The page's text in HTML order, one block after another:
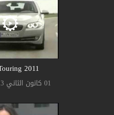
2011 BMW 5 Touring
01 كانون الثاني 2013, 12:00 ص